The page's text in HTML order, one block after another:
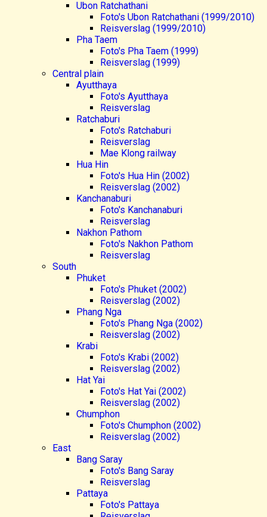
Ubon Ratchathani
Foto's Ubon Ratchathani (1999/2010)
Reisverslag (1999/2010)
Pha Taem
Foto's Pha Taem (1999)
Reisverslag (1999)
Central plain
Ayutthaya
Foto's Ayutthaya
Reisverslag
Ratchaburi
Foto's Ratchaburi
Reisverslag
Mae Klong railway
Hua Hin
Foto's Hua Hin (2002)
Reisverslag (2002)
Kanchanaburi
Foto's Kanchanaburi
Reisverslag
Nakhon Pathom
Foto's Nakhon Pathom
Reisverslag
South
Phuket
Foto's Phuket (2002)
Reisverslag (2002)
Phang Nga
Foto's Phang Nga (2002)
Reisverslag (2002)
Krabi
Foto's Krabi (2002)
Reisverslag (2002)
Hat Yai
Foto's Hat Yai (2002)
Reisverslag (2002)
Chumphon
Foto's Chumphon (2002)
Reisverslag (2002)
East
Bang Saray
Foto's Bang Saray
Reisverslag
Pattaya
Foto's Pattaya